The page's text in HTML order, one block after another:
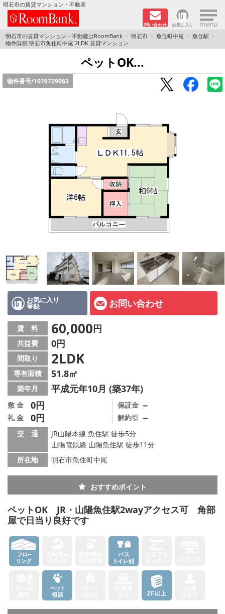
明石市の賃貸マンション・不動産
問い合わせ お気に入り ×
TOPページ
分譲マンションシリーズ
リノベーション物件
オートロック付き物件特集
路線·駅から探す
地域から探す
スタッフ紹介ページ
LINE公式アカウント
店舗情報·アクセス
会社概要
メールでお問い合わせ
明石市の賃貸マンション・不動産はRoomBank 明石市 魚住町中尾
魚住駅
物件詳細 明石市魚住町中尾 2LDK 賃貸マンション
ペットOK...
物件番号/1076729063
お気に入り
登録 お問い合わせ
賃 料 60,000円
共益費 0円
間取り 2LDK
専有面積 51.8㎡
築年月 平成元年10月 (築37年)
敷 金 0円
礼 金 0円
保証金 －
解約引 －
交 通
JR山陽本線 魚住駅 徒歩5分
山陽電鉄線 山陽魚住駅 徒歩11分
所在地
明石市魚住町中尾
おすすめポイント
ペットOK JR・山陽魚住駅2wayアクセス可 角部
屋で日当り良好です